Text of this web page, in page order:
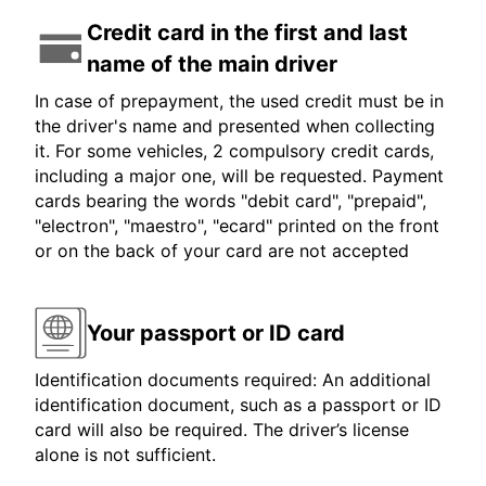
Credit card in the first and last
name of the main driver
In case of prepayment, the used credit must be in
the driver's name and presented when collecting
it. For some vehicles, 2 compulsory credit cards,
including a major one, will be requested. Payment
cards bearing the words "debit card", "prepaid",
"electron", "maestro", "ecard" printed on the front
or on the back of your card are not accepted
Your passport or ID card
Identification documents required: An additional
identification document, such as a passport or ID
card will also be required. The driver’s license
alone is not sufficient.